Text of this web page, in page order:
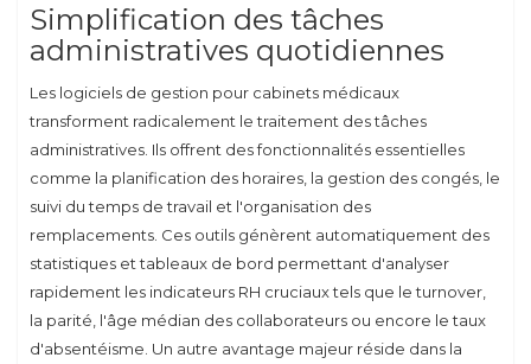
Simplification des tâches
administratives quotidiennes
Les logiciels de gestion pour cabinets médicaux
transforment radicalement le traitement des tâches
administratives. Ils offrent des fonctionnalités essentielles
comme la planification des horaires, la gestion des congés, le
suivi du temps de travail et l'organisation des
remplacements. Ces outils génèrent automatiquement des
statistiques et tableaux de bord permettant d'analyser
rapidement les indicateurs RH cruciaux tels que le turnover,
la parité, l'âge médian des collaborateurs ou encore le taux
d'absentéisme. Un autre avantage majeur réside dans la